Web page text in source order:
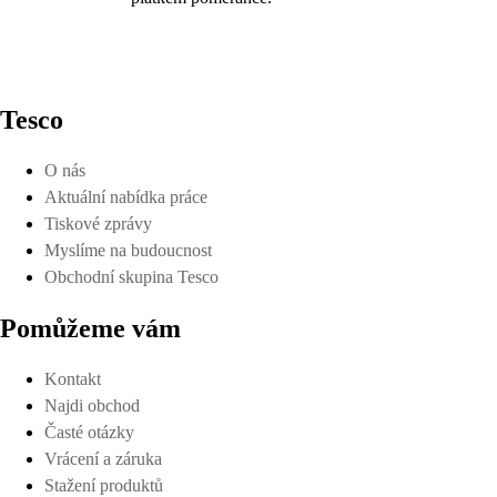
Tesco
O nás
Aktuální nabídka práce
Tiskové zprávy
Myslíme na budoucnost
Obchodní skupina Tesco
Pomůžeme vám
Kontakt
Najdi obchod
Časté otázky
Vrácení a záruka
Stažení produktů